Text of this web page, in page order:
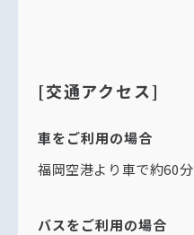
[交通アクセス]
車をご利用の場合
福岡空港より車で約60分
バスをご利用の場合